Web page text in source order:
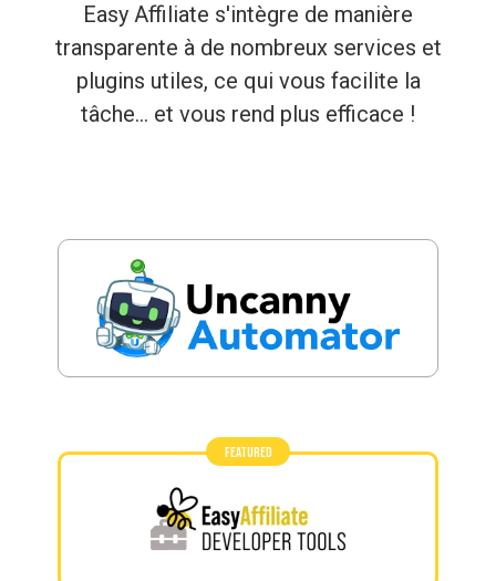
Easy Affiliate s'intègre de manière
transparente à de nombreux services et
plugins utiles, ce qui vous facilite la
tâche... et vous rend plus efficace !